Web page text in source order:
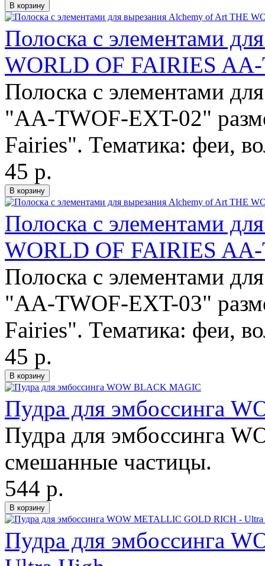
Полоска с элементами
WORLD OF FAIRIES
Полоска с элементами
"AA-TWOF-EXT-02"
Fairies". Тематика: феи,
45 р.
Полоска с элементами
WORLD OF FAIRIES
Полоска с элементами
"AA-TWOF-EXT-03"
Fairies". Тематика: феи,
45 р.
Пудра для эмбоссинга
Пудра для эмбоссинга
смешанные частицы.
544 р.
Пудра для эмбоссинга